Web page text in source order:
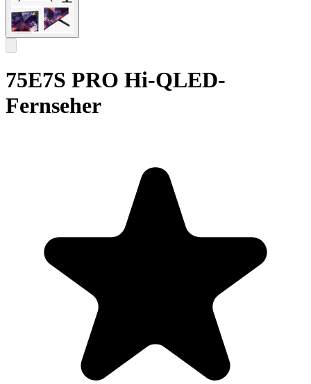
75E7S PRO Hi-QLED-
Fernseher